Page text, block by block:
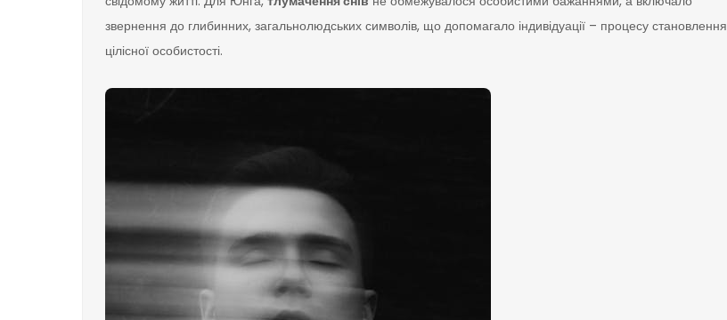
звернення до глибинних, загальнолюдських символів, що допомагало індивідуації – процесу становлення
цілісної особистості.